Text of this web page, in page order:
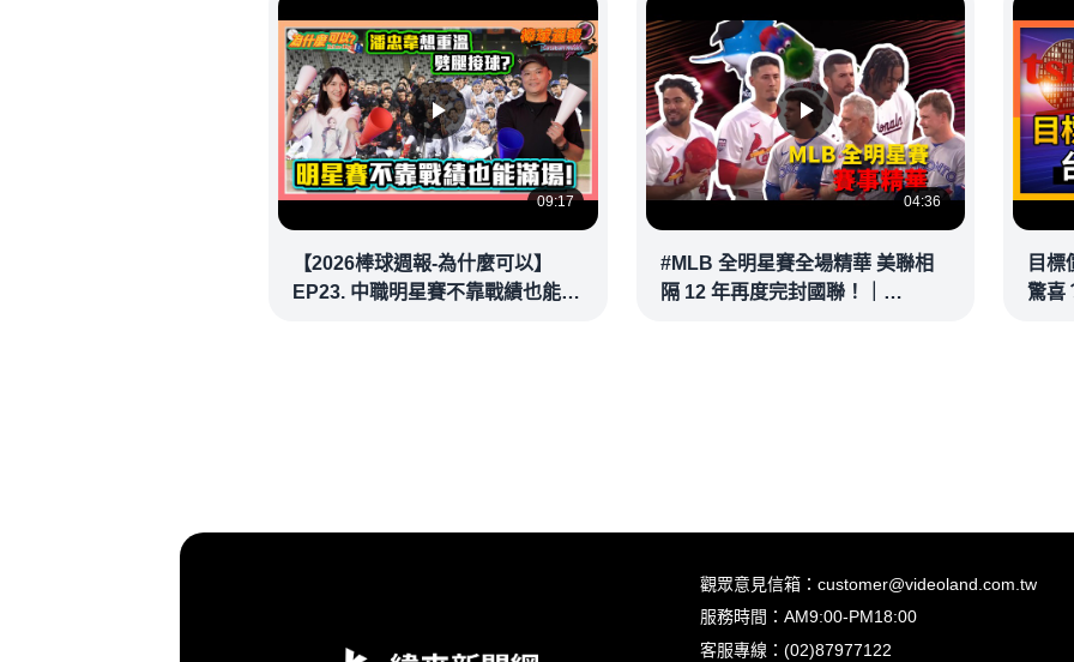
09:17
【2026棒球週報-為什麼可以】
EP23. 中職明星賽不靠戰績也能滿
04:36
#MLB 全明星賽全場精華 美聯相
隔 12 年再度完封國聯！｜
目標
驚喜
觀眾意見信箱：customer@videoland.com.tw
服務時間：AM9:00-PM18:00
客服專線：(02)87977122